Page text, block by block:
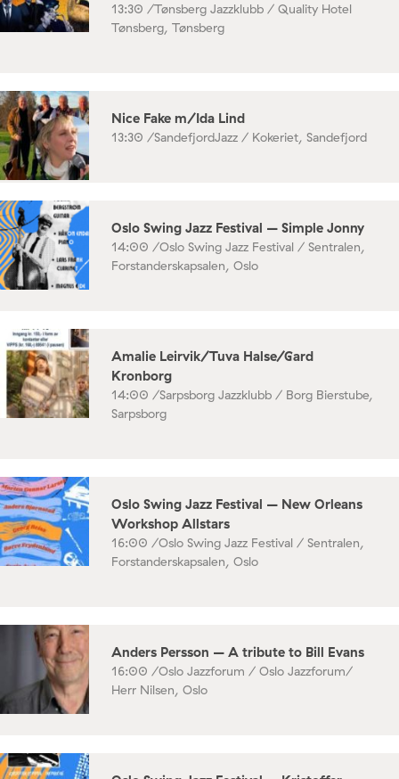
13:30 /Tønsberg Jazzklubb / Quality Hotel
Tønsberg, Tønsberg
Nice Fake m/Ida Lind
13:30 /SandefjordJazz / Kokeriet, Sandefjord
Oslo Swing Jazz Festival – Simple Jonny
14:00 /Oslo Swing Jazz Festival / Sentralen,
Forstanderskapsalen, Oslo
Amalie Leirvik/Tuva Halse/Gard
Kronborg
14:00 /Sarpsborg Jazzklubb / Borg Bierstube,
Sarpsborg
Oslo Swing Jazz Festival – New Orleans
Workshop Allstars
16:00 /Oslo Swing Jazz Festival / Sentralen,
Forstanderskapsalen, Oslo
Anders Persson – A tribute to Bill Evans
16:00 /Oslo Jazzforum / Oslo Jazzforum/
Herr Nilsen, Oslo